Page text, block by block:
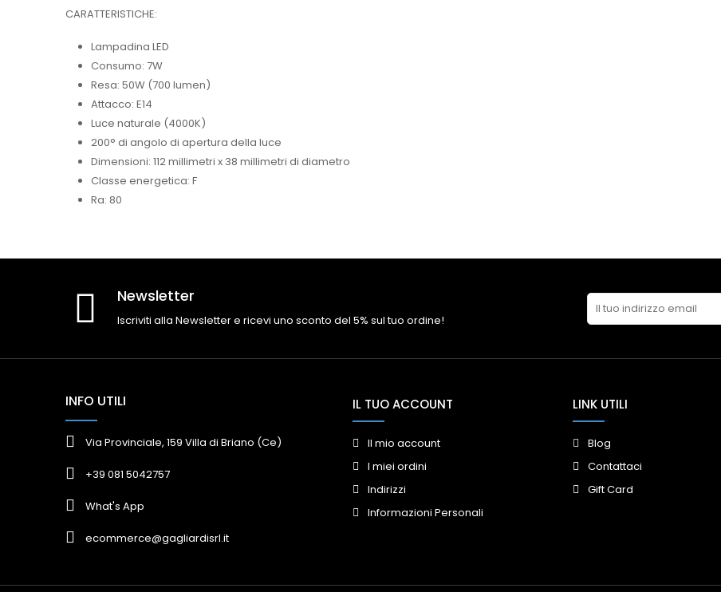
CARATTERISTICHE:
Lampadina LED
Consumo: 7W
Resa: 50W (700 lumen)
Attacco: E14
Luce naturale (4000K)
200° di angolo di apertura della luce
Dimensioni: 112 millimetri x 38 millimetri di diametro
Classe energetica: F
Ra: 80
Newsletter
Iscriviti alla Newsletter e ricevi uno sconto del 5% sul tuo ordine!
INFO UTILI
Via Provinciale, 159 Villa di Briano (Ce)
+39 081 5042757
What's App
ecommerce@gagliardisrl.it
IL TUO ACCOUNT
Il mio account
I miei ordini
Indirizzi
Informazioni Personali
LINK UTILI
Blog
Contattaci
Gift Card